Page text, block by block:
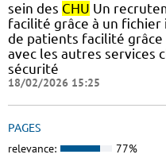
sein des CHU Un
facilité grâce à un
de patients facilité
avec les autres services
sécurité
18/02/2026 15:25
PAGES
relevance: 77%